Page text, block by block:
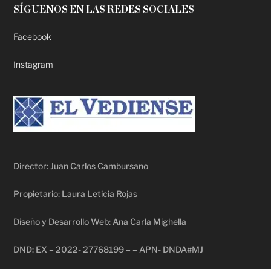
SÍGUENOS EN LAS REDES SOCIALES
Facebook
Instagram
Director: Juan Carlos Cambursano
Propietario: Laura Leticia Rojas
Diseño y Desarrollo Web: Ana Carla Mighella
DND: EX – 2022- 27768199 – – APN- DNDA#MJ